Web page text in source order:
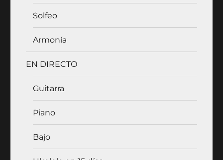
Solfeo
Armonía
EN DIRECTO
Guitarra
Piano
Bajo